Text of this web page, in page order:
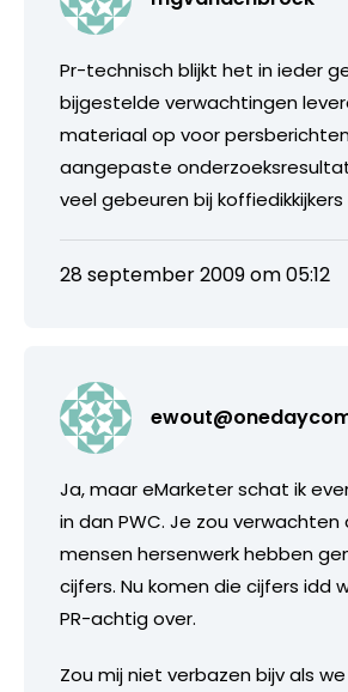
Pr-technisch blijkt het in ieder
bijgestelde verwachtingen
materiaal op voor
aangepaste
veel gebeuren bij
28 september 2009 om 05:12
Ja, maar eMarketer schat ik
in dan PWC. Je zou
mensen hersenwerk hebben
cijfers. Nu komen die cijfers idd
PR-achtig over.
Zou mij niet verbazen bijv als we